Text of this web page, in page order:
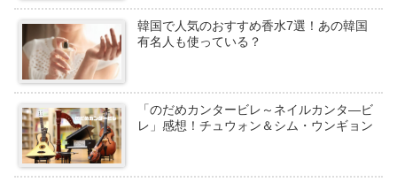
韓国で人気のおすすめ香水7選！あの韓国
有名人も使っている？
「のだめカンタービレ～ネイルカンタ―ビ
レ」感想！チュウォン＆シム・ウンギョン